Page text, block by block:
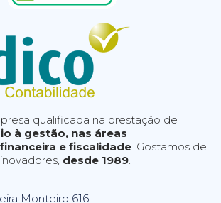
qualificada na prestação de
à gestão, nas áreas
e fiscalidade. Gostamos de
desde 1989.
Monteiro 616